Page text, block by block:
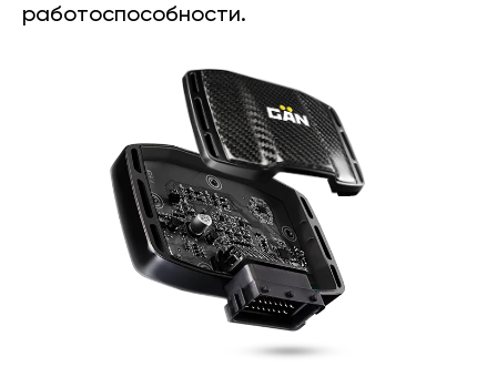
работоспособности.